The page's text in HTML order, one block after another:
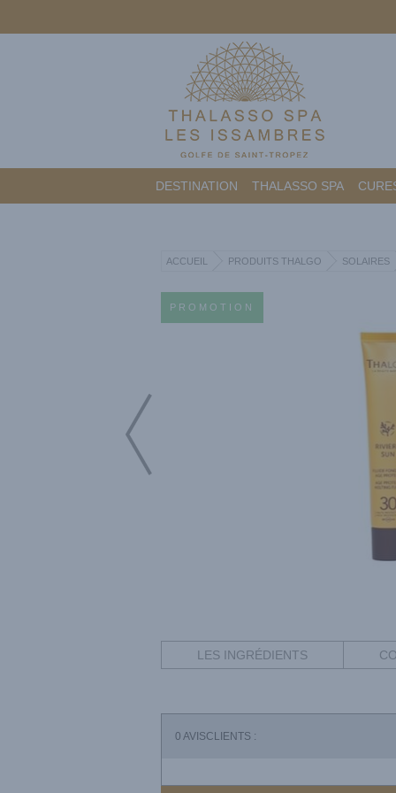
DESTINATION THALASSO SPA
ACCUEIL PRODUITS THALGO SOLAIRES
PROMOTION
LES INGRÉDIENTS
0 AVISCLIENTS :